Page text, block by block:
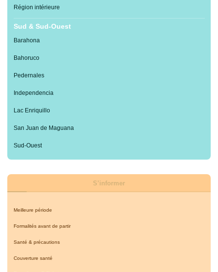
Région intérieure
Sud & Sud-Ouest
Barahona
Bahoruco
Pedernales
Independencia
Lac Enriquillo
San Juan de Maguana
Sud-Ouest
S’informer
Meilleure période
Formalités avant de partir
Santé & précautions
Couverture santé